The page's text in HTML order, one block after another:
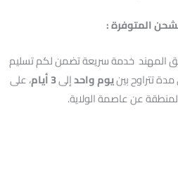
المتوفرة :
المهند خدمة سريعة تضمن لكم تسليم
تتراوح بينيوم واحدإلى3 أيام
، على
عن عاصمة الولاية.